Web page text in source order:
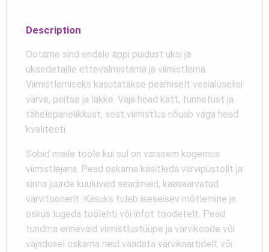
Description
Ootame sind endale appi puidust uksi ja
uksedetailie ettevalmistama ja viimistlema.
Viimistlemiseks kasutatakse peamiselt vesialuselisi
värve, peitse ja lakke. Vaja head kätt, tunnetust ja
tähelepanelikkust, sest viimistlus nõuab väga head
kvaliteeti.
Sobid meile tööle kui sul on varasem kogemus
viimistlejana. Pead oskama käsitleda värvipüstolit ja
sinna juurde kuuluvaid seadmeid, kaasaarvatud
värvitoonerit. Kasuks tuleb iseseisev mõtlemine ja
oskus lugeda töölehti või infot toodetelt. Pead
tundma erinevaid viimistlustüüpe ja värvikoode või
vajadusel oskama neid vaadata värvikaartidelt või